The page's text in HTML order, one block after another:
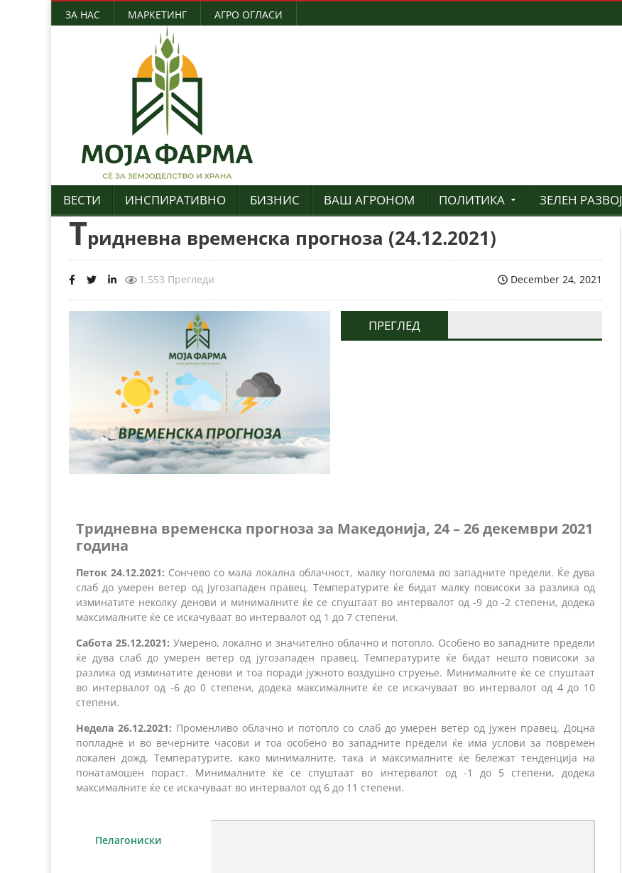
ЗА НАС МАРКЕТИНГ АГРО ОГЛАСИ
ВЕСТИ ИНСПИРАТИВНО БИЗНИС ВАШ АГРОНОМ ПОЛИТИКА ЗЕЛЕН РАЗВОЈ
Тридневна временска прогноза (24.12.2021)
1,553 Прегледи December 24, 2021
ПРЕГЛЕД
Тридневна временска прогноза за Македонија, 24– 26декември 2021
година
Петок 24.12.2021: Сончево со мала локална облачност, малку поголема во западните предели. Ќе дува
слаб до умерен ветер од југозападен правец. Температурите ќе бидат малку повисоки за разлика од
изминатите неколку денови и минималните ќе се спуштаат во интервалот од -9 до -2 степени, додека
максималните ќе се искачуваат во интервалот од 1 до 7 степени.
Сабота 25.12.2021: Умерено, локално и значително облачно и потопло. Особено во западните предели
ќе дува слаб до умерен ветер од југозападен правец. Температурите ќе бидат нешто повисоки за
разлика од изминатите денови и тоа поради јужното воздушно струење. Минималните ќе се спуштаат
во интервалот од -6 до 0 степени, додека максималните ќе се искачуваат во интервалот од 4 до 10
степени.
Недела 26.12.2021: Променливо облачно и потопло со слаб до умерен ветер од јужен правец. Доцна
попладне и во вечерните часови и тоа особено во западните предели ќе има услови за повремен
локален дожд. Температурите, како минималните, така и максималните ќе бележат тенденција на
понатамошен пораст. Минималните ќе се спуштаат во интервалот од -1 до 5 степени, додека
максималните ќе се искачуваат во интервалот од 6 до 11 степени.
Пелагониски